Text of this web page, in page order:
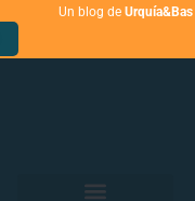
Un blog de Urquía&Bas